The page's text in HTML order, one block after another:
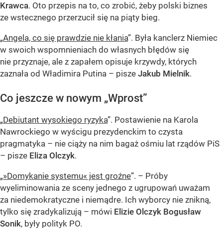
Krawca. Oto przepis na to, co zrobić, żeby polski biznes
ze wstecznego przerzucił się na piąty bieg.
„Angela, co się prawdzie nie kłania”. Była kanclerz Niemiec
w swoich wspomnieniach do własnych błędów się
nie przyznaje, ale z zapałem opisuje krzywdy, których
zaznała od Władimira Putina – pisze Jakub Mielnik.
Co jeszcze w nowym „Wprost”
„Debiutant wysokiego ryzyka”. Postawienie na Karola
Nawrockiego w wyścigu prezydenckim to czysta
pragmatyka – nie ciąży na nim bagaż ośmiu lat rządów PiS
– pisze Eliza Olczyk.
„»Domykanie systemu« jest groźne”. – Próby
wyeliminowania ze sceny jednego z ugrupowań uważam
za niedemokratyczne i niemądre. Ich wyborcy nie znikną,
tylko się zradykalizują – mówi Elizie Olczyk Bogusław
Sonik, były polityk PO.